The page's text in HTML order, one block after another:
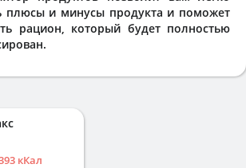
плюсы и минусы продукта и поможет
рацион, который будет полностью
кКал